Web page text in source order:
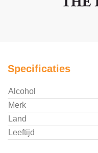
Specificaties
Alcohol
Merk
Land
Leeftijd